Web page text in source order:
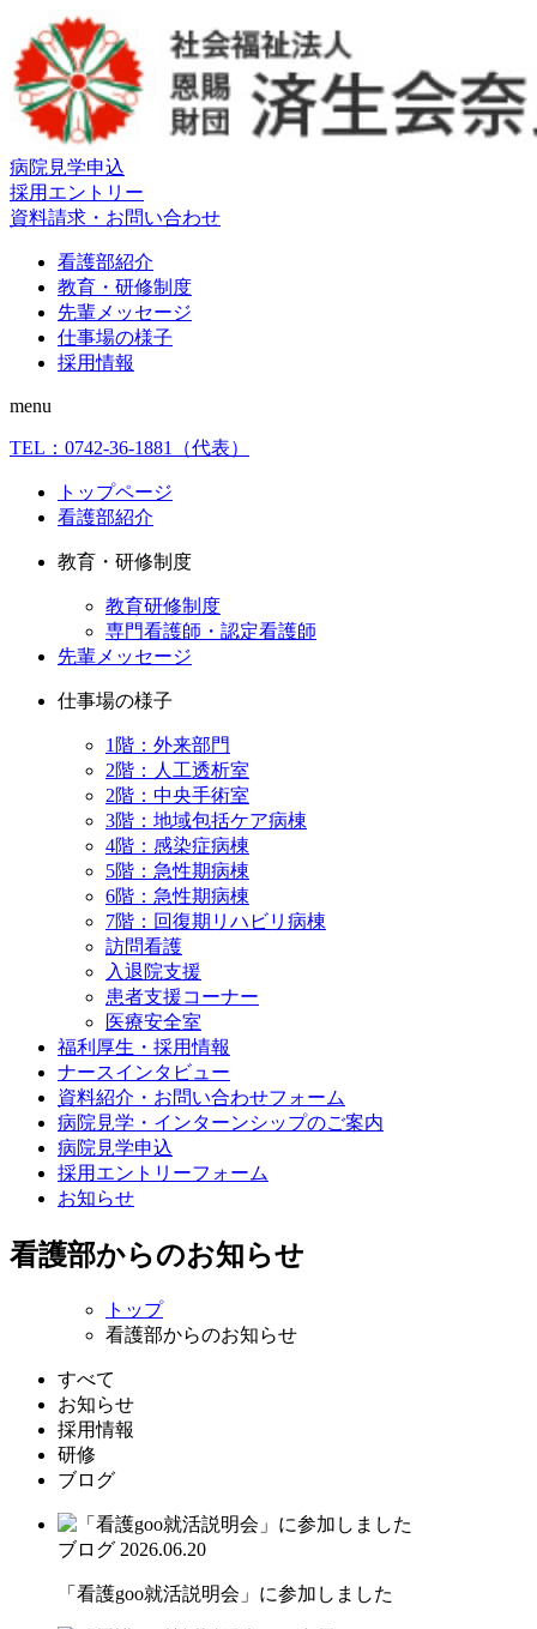
病院見学申込
採用エントリー
資料請求・お問い合わせ
看護部紹介
教育・研修制度
先輩メッセージ
仕事場の様子
採用情報
menu
TEL： 0742-36-1881 （代表）
トップページ
看護部紹介
教育・研修制度
教育研修制度
専門看護師・認定看護師
先輩メッセージ
仕事場の様子
1階：外来部門
2階：人工透析室
2階：中央手術室
3階：地域包括ケア病棟
4階：感染症病棟
5階：急性期病棟
6階：急性期病棟
7階：回復期リハビリ病棟
訪問看護
入退院支援
患者支援コーナー
医療安全室
福利厚生・採用情報
ナースインタビュー
資料紹介・お問い合わせフォーム
病院見学・インターンシップのご案内
病院見学申込
採用エントリーフォーム
お知らせ
看護部からのお知らせ
トップ
看護部からのお知らせ
すべて
お知らせ
採用情報
研修
ブログ
ブログ 2026.06.20
「看護goo就活説明会」に参加しました